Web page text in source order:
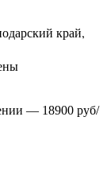
край,
— 18900 руб/